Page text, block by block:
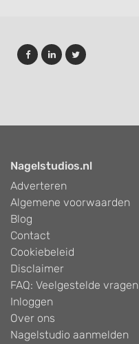
Nagelstudios.nl
Adverteren
Algemene voorwaarden
Blog
Contact
Cookiebeleid
Disclaimer
FAQ: Veelgestelde vragen
Inloggen
Over ons
Nagelstudio aanmelden